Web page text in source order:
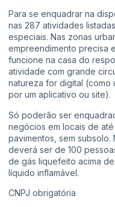
Para se enquadrar na
nas 287 atividades
especiais. Nas zonas
empreendimento precisa
funcione na casa do
atividade com grande
natureza for digital (como
por um aplicativo ou site).
Só poderão ser
negócios em locais de
pavimentos, sem subsolo.
deverá ser de 100
de gás liquefeito acima
líquido inflamável.
CNPJ obrigatória